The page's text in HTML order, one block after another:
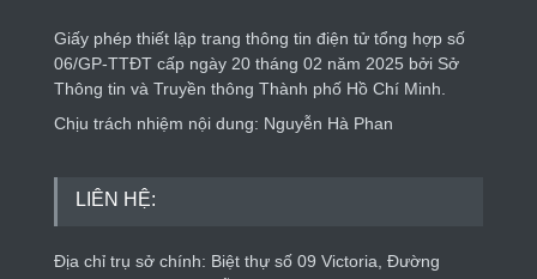
Giấy phép thiết lập trang thông tin điện tử tổng hợp số
06/GP-TTĐT cấp ngày 20 tháng 02 năm 2025 bởi Sở
Thông tin và Truyền thông Thành phố Hồ Chí Minh.
Chịu trách nhiệm nội dung: Nguyễn Hà Phan
LIÊN HỆ:
Địa chỉ trụ sở chính: Biệt thự số 09 Victoria, Đường